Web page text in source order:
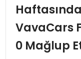
SPOR
VavaCars
0 Mağlup